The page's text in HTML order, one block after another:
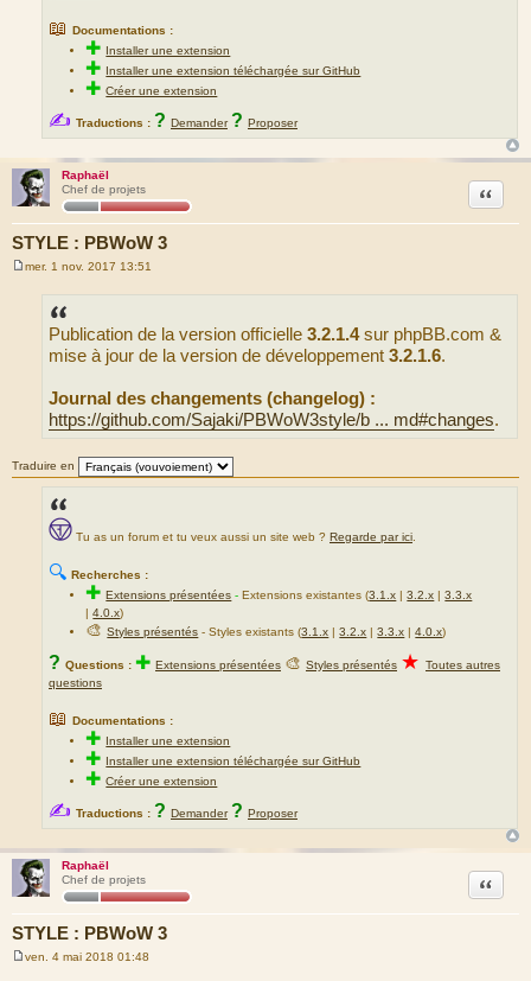
📖 Documentations :
✚ Installer une extension
✚ Installer une extension téléchargée sur GitHub
✚Créer une extension
✍ Traductions : ? Demander ? Proposer
Raphaël
Chef de projets
STYLE : PBWoW 3
Citation
mer. 1 nov. 2017 13:51
Publication de la version officielle 3.2.1.4sur phpBB.com &
mise à jour de la version de développement 3.2.1.6.
Journal des changements (changelog) :
https://github.com/Sajaki/PBWoW3style/b ... md#changes.
Traduire en
Tu as un forum et tu veux aussi un site web ? Regarde par ici.
🔍 Recherches :
✚Extensions présentées - Extensions existantes (3.1.x |3.2.x |3.3.x
|4.0.x)
🎨Styles présentés - Styles existants (3.1.x |3.2.x |3.3.x |4.0.x)
? Questions : ✚ Extensions présentées 🎨 Styles présentés ★ Toutes autres
questions
📖 Documentations :
✚ Installer une extension
✚ Installer une extension téléchargée sur GitHub
✚Créer une extension
✍ Traductions : ? Demander ? Proposer
Raphaël
Chef de projets
STYLE : PBWoW 3
Citation
ven. 4 mai 2018 01:48